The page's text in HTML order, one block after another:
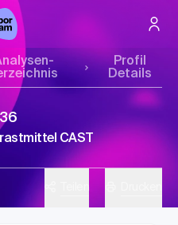
Profil
Details
CAST